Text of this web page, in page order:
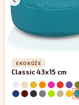
EKOKŮŽE
Classic 43x15 cm